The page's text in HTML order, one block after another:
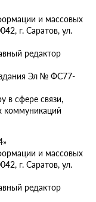
и массовых
г. Саратов, ул.
редактор
Эл № ФС77-
в сфере связи,
коммуникаций
и массовых
г. Саратов, ул.
редактор